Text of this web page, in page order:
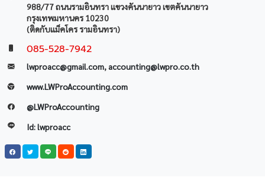
988/77 ถนนรามอินทรา แขวงคันนายาว เขตคันนายาว
กรุงเทพมหานคร 10230
(ติดกับแม็คโคร รามอินทรา)
085-528-7942
lwproacc@gmail.com, accounting@lwpro.co.th
www.LWProAccounting.com
@LWProAccounting
Id: lwproacc